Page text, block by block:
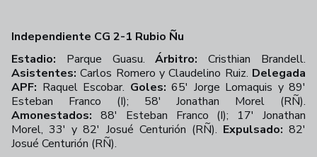
Independiente CG 2-1 Rubio Ñu
Estadio: Parque Guasu.Árbitro: Cristhian Brandell.
Asistentes: Carlos Romero y Claudelino Ruiz. Delegada
APF: Raquel Escobar. Goles: 65' Jorge Lomaquis y 89'
Esteban Franco (I); 58' Jonathan Morel (RÑ).
Amonestados: 88' Esteban Franco (I); 17' Jonathan
Morel, 33' y 82' Josué Centurión (RÑ). Expulsado: 82'
Josué Centurión (RÑ).